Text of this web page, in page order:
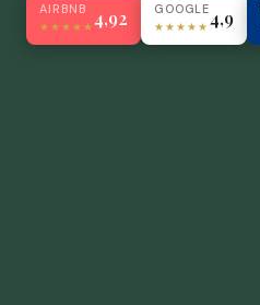
AIRBNB
★★★★★ 4,92 GOOGLE
★★★★★ 4,9